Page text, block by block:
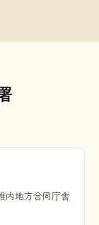
内地方合同庁舎